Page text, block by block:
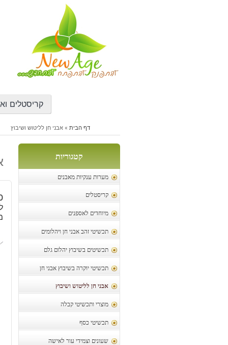
קריסטלים
דף הבית »אבני חן לליטוש ושיבוץ
קטגוריות
מערות ענקיות מאבנים
קריסטלים
מיוחדים לאספנים
תכשיטי זהב אבני חן ויהלומים
תכשיטים בשיבוץ יהלום גלם
תכשיטי יוקרה בשיבוץ אבני חן
אבני חן לליטוש ושיבוץ
מוצרי ותכשיטי קבלה
תכשיטי כסף
שעונים וצמידי עור לאישה